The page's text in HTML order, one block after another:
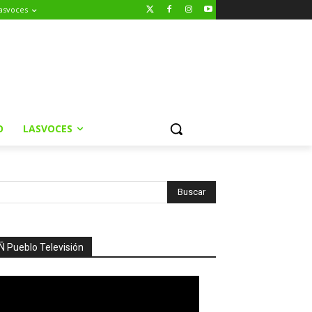
LASVOCES
Ñ Pueblo Televisión